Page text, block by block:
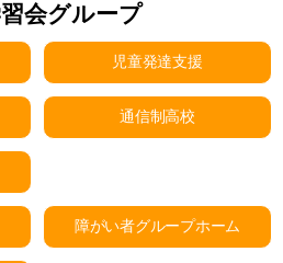
会グループ
児童発達支援
通信制高校
障がい者グループホーム